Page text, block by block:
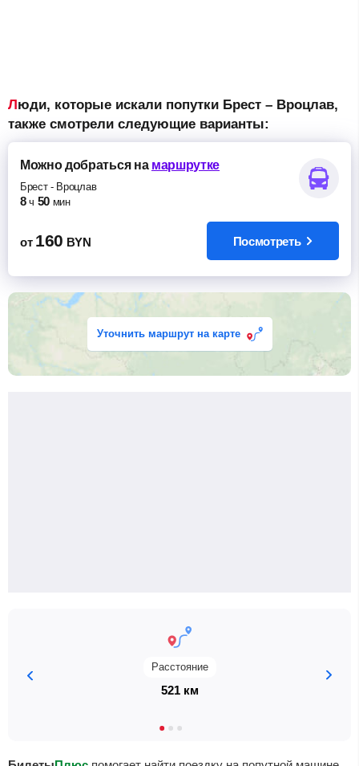
Люди, которые искали попутки Брест – Вроцлав,
также смотрели следующие варианты:
Можно добратьсяна маршрутке
Брест- Вроцлав
8 ч 50 мин
от 160 BYN Посмотреть
Уточнить маршрут на карте
Расстояние
521 км